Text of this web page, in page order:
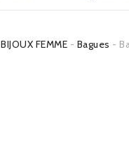
BIJOUX FEMME Bagues